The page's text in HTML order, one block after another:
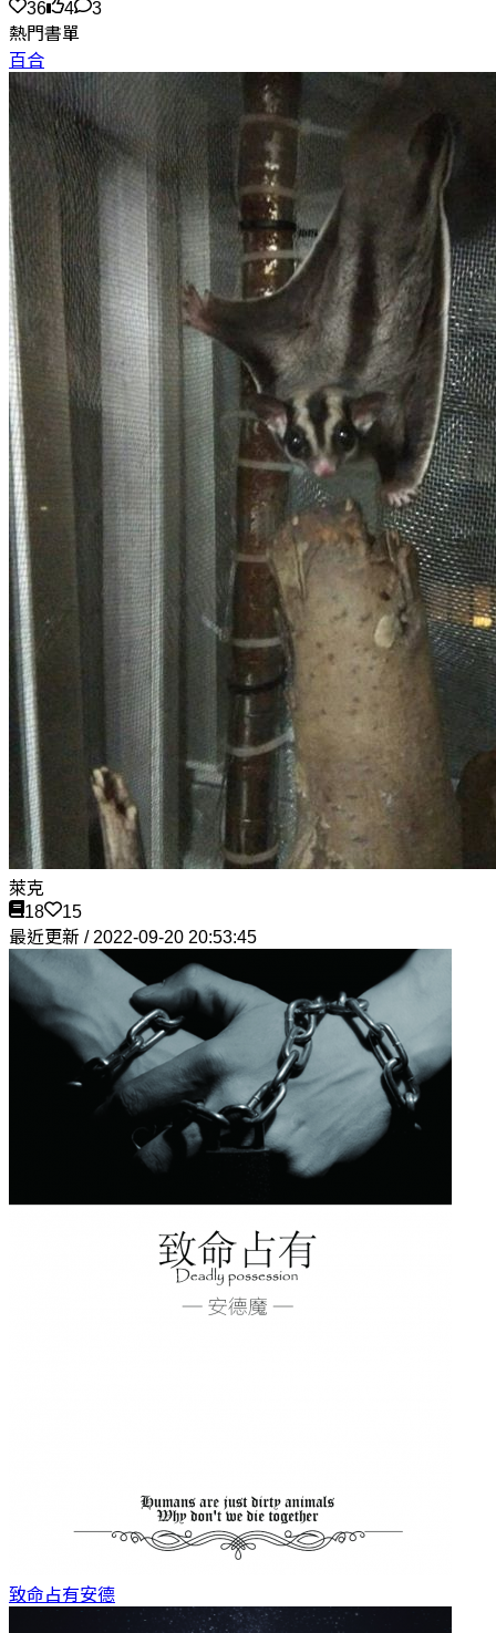
36
4
3
熱門書單
百合
萊克
18
15
最近更新 / 2022-09-20 20:53:45
致命占有安德